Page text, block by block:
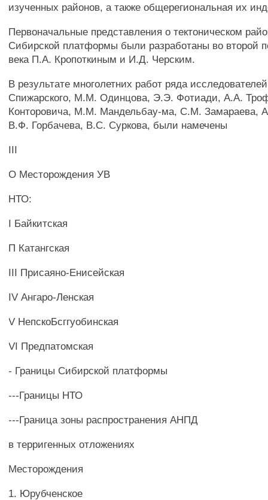
изученных районов, а также общерегиональная их
Первоначальные представления о тектоническом
Сибирской платформы были разработаны во второй
века П.А. Кропоткиным и И.Д. Черским.
В результате многолетних работ ряда
Спижарского, М.М. Одинцова, Э.Э. Фотиади, A.A.
Конторовича, М.М. Мандельбау-ма, С.М. Замараева,
В.Ф. Горбачева, B.C. Суркова, были намечены
III
О Месторождения УВ
НТО:
I Байкитская
П Катангская
III Присаяно-Енисейская
IV Ангаро-Ленская
V НепскоБсггуобинская
VI Предпатомская
- Границы Сибирской платформы
---Границы НТО
---Граница зоны распространения АНПД
в терригенных отложениях
Месторождения
1. Юрубченское